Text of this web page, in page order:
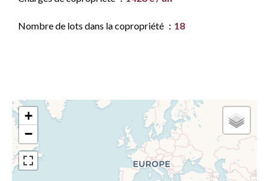
Nombre de lots dans la copropriété 18
+
−